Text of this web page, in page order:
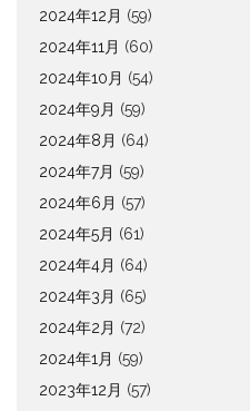
2024年12月 (59)
2024年11月 (60)
2024年10月 (54)
2024年9月 (59)
2024年8月 (64)
2024年7月 (59)
2024年6月 (57)
2024年5月 (61)
2024年4月 (64)
2024年3月 (65)
2024年2月 (72)
2024年1月 (59)
2023年12月 (57)